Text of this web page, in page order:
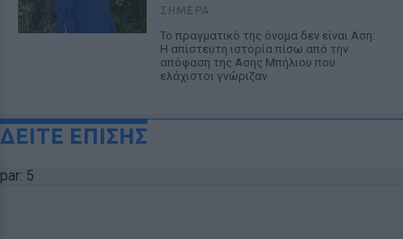
ΣΉΜΕΡΑ
Το πραγματικό της όνομα δεν είναι Αση:
Η απίστευτη ιστορία πίσω από την
απόφαση της Ασης Μπήλιου που
ελάχιστοι γνώριζαν
ΔΕΙΤΕ ΕΠΙΣΗΣ
par: 5